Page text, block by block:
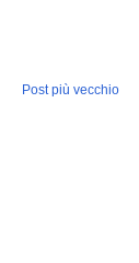
Post più vecchio